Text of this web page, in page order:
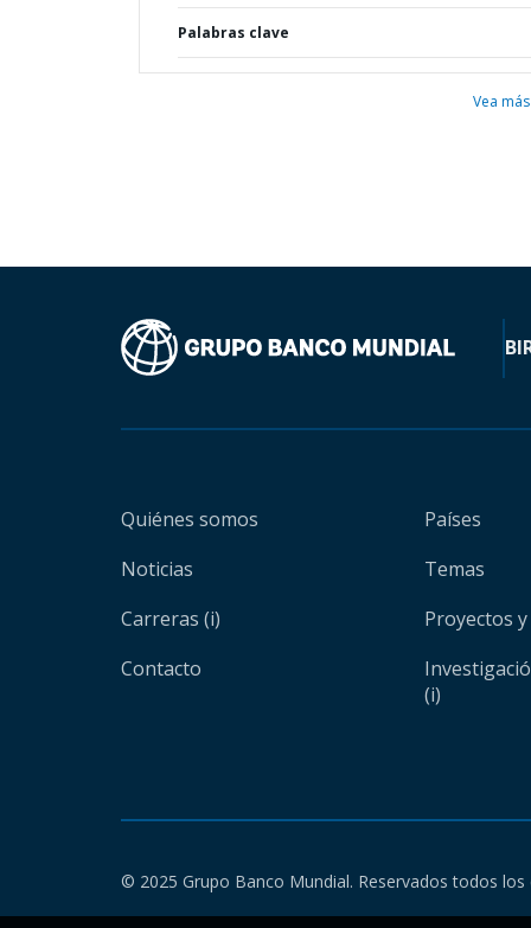
Palabras clave
Vea más
Quiénes somos
Noticias
Carreras (i)
Contacto
Países
Temas
Proyectos
(i)
© 2025 Grupo Banco Mundial. Reservados todos los